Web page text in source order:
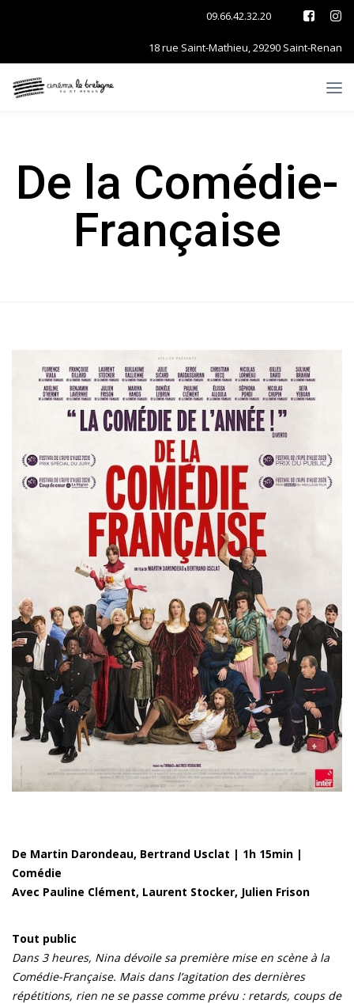
09.66.42.32.20
18 rue Saint-Mathieu, 29290 Saint-Renan
De la Comédie-
Française
De Martin Darondeau, Bertrand Usclat | 1h 15min |
Comédie
Avec Pauline Clément, Laurent Stocker, Julien Frison
Tout public
Dans 3 heures, Nina dévoile sa première mise en scène à la
Comédie-Française. Mais dans l’agitation des dernières
répétitions, rien ne se passe comme prévu : retards, coups de